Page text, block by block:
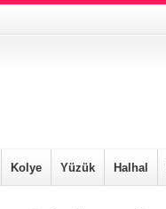
Kolye Yüzük Halhal